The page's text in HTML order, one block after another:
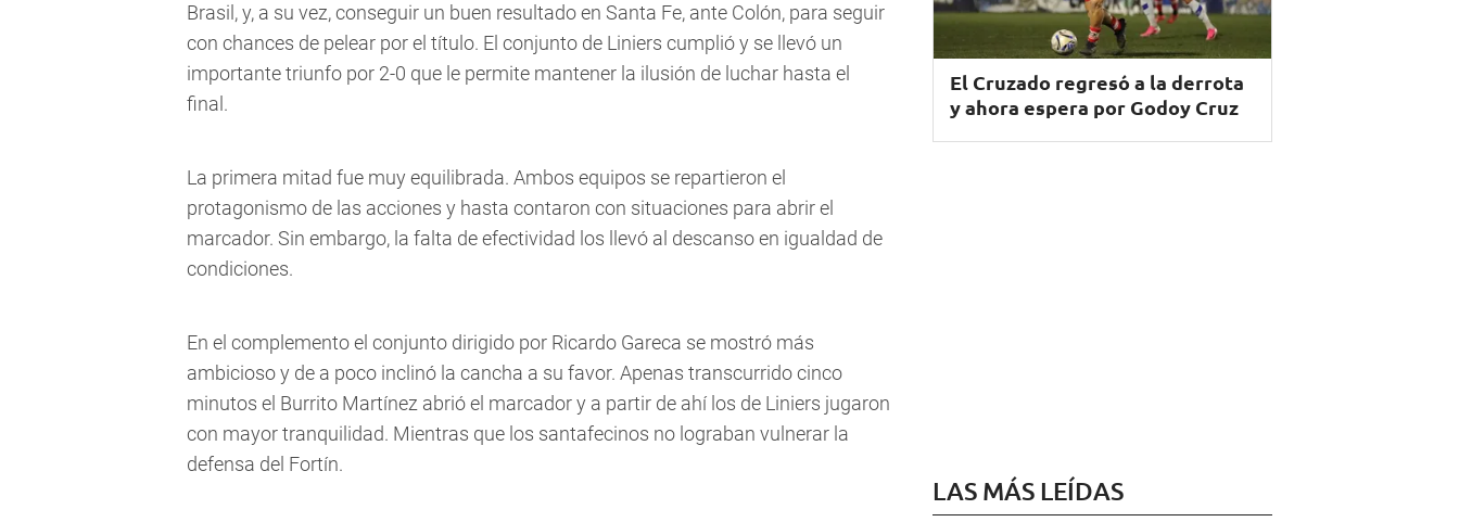
Brasil, y, a su vez, conseguir un buen resultado en Santa Fe, ante Colón, para seguir
con chances de pelear por el título. El conjunto de Liniers cumplió y se llevó un
importante triunfo por 2-0 que le permite mantener la ilusión de luchar hasta el
final.
La primera mitad fue muy equilibrada. Ambos equipos se repartieron el
protagonismo de las acciones y hasta contaron con situaciones para abrir el
marcador. Sin embargo, la falta de efectividad los llevó al descanso en igualdad de
condiciones.
En el complemento el conjunto dirigido por Ricardo Gareca se mostró más
ambicioso y de a poco inclinó la cancha a su favor. Apenas transcurrido cinco
minutos el Burrito Martínez abrió el marcador y a partir de ahí los de Liniers jugaron
con mayor tranquilidad. Mientras que los santafecinos no lograban vulnerar la
defensa del Fortín.
El Cruzado regresó a la derrota
y ahora espera por Godoy Cruz
LAS MÁS LEÍDAS